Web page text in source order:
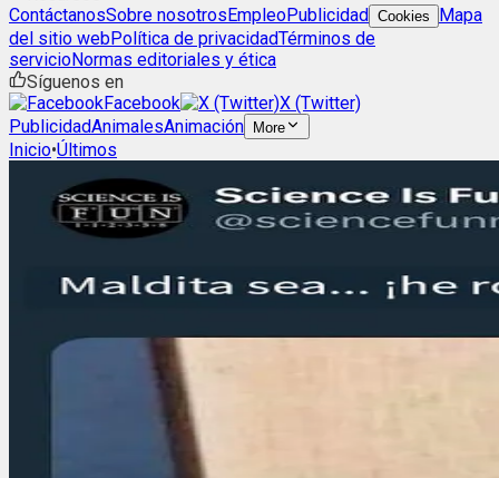
ContáctanosSobre nosotrosEmpleoPublicidad Cookies
Mapa
del sitio webPolítica de privacidadTérminos de
servicioNormas editoriales y ética
Síguenos en
Facebook
X (Twitter)
PublicidadAnimalesAnimación More
Inicio•Últimos